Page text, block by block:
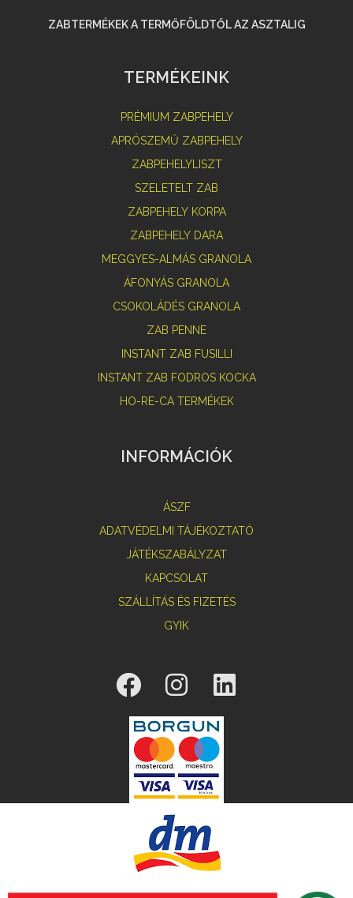
ZABTERMÉKEK A TERMŐFÖLDTŐL AZ ASZTALIG
TERMÉKEINK
PRÉMIUM ZABPEHELY
APRÓSZEMŰ ZABPEHELY
ZABPEHELYLISZT
SZELETELT ZAB
ZABPEHELY KORPA
ZABPEHELY DARA
MEGGYES-ALMÁS GRANOLA
ÁFONYÁS GRANOLA
CSOKOLÁDÉS GRANOLA
ZAB PENNE
INSTANT ZAB FUSILLI
INSTANT ZAB FODROS KOCKA
HO-RE-CA TERMÉKEK
INFORMÁCIÓK
ÁSZF
ADATVÉDELMI TÁJÉKOZTATÓ
JÁTÉKSZABÁLYZAT
KAPCSOLAT
SZÁLLÍTÁS ÉS FIZETÉS
GYIK